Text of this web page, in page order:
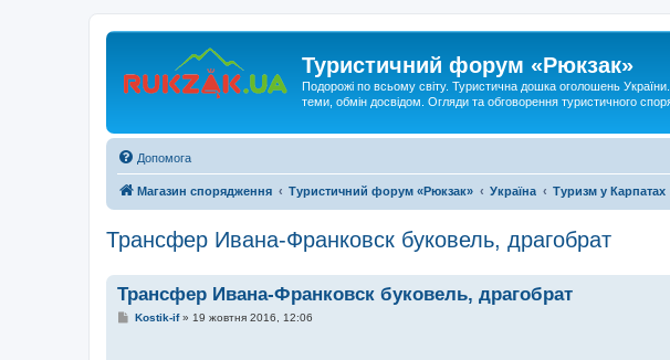
Туристичний форум «Рюкзак»
Подорожі по всьому світу. Туристична дошка оголошень
теми, обмін досвідом. Огляди та обговорення туристичного
Допомога
Магазин спорядження Туристичний форум «Рюкзак» Україна Туризм у Карпатах
Трансфер Ивана-Франковск буковель, драгобрат
Трансфер Ивана-Франковск буковель, драгобрат
ПKostik-if» 19 жовтня 2016, 12:06